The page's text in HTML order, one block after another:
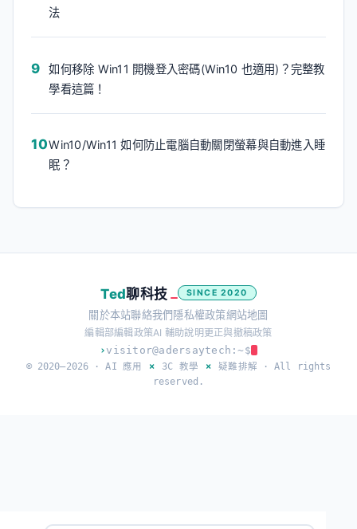
法
如何移除 Win11 開機登入密碼(Win10 也適用)？完整教
學看這篇！
Win10/Win11 如何防止電腦自動關閉螢幕與自動進入睡
眠？
Ted聊科技 SINCE 2020
關於本站聯絡我們 隱私權政策網站地圖
編輯部編輯政策AI 輔助說明更正與撤稿政策
› visitor@adersaytech:~$
© 2020–2026 ·AI 應用 × 3C 教學 × 疑難排解 · All rights
reserved.